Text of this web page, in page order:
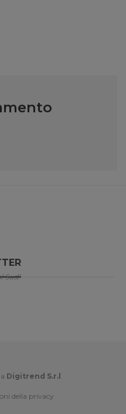
Sud!
Digitrend S.r.l .
della privacy